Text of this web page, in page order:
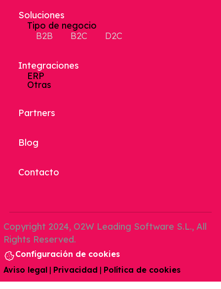
Soluciones
Tipo de negocio
B2B
B2C D2C
Integraciones
ERP
Otras
Partners
Blog
Contacto
Copyright 2024, O2W Leading Software S.L., All
Rights Reserved.
Configuración de cookies
Aviso legal | Privacidad | Política de cookies